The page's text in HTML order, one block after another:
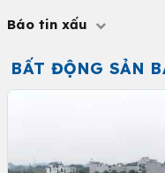
Báo tin xấu
BẤT ĐỘNG SẢN